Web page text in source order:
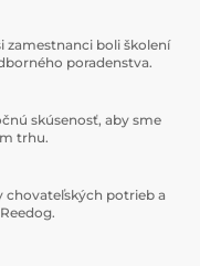
zamestnanci boli školení
poradenstva.
skúsenosť, aby sme
trhu.
chovateľských potrieb a